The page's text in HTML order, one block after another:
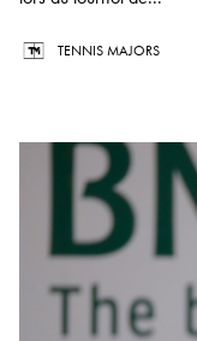
TENNIS MAJORS